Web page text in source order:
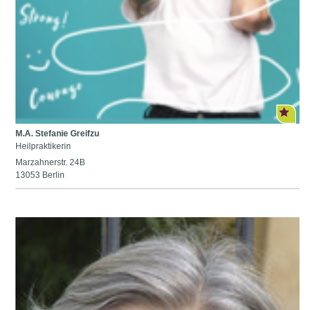
M.A. Stefanie Greifzu
Heilpraktikerin
Marzahnerstr. 24B
13053 Berlin